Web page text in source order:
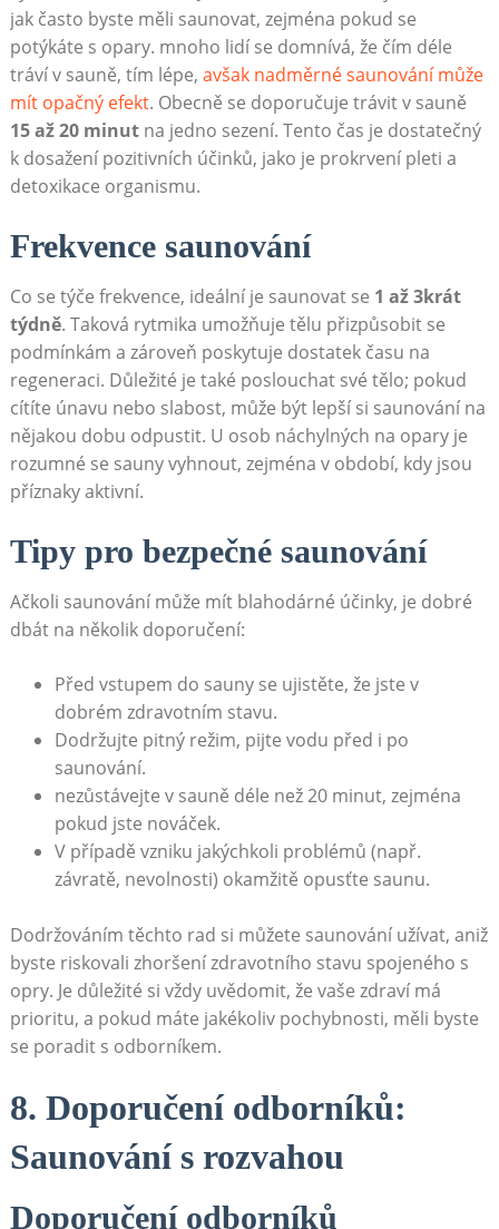
jak často byste měli saunovat, zejména pokud se
potýkáte s opary. mnoho lidí se domnívá, že čím déle
tráví v sauně, tím lépe, avšak nadměrné saunování může
mít opačný efekt. Obecně se doporučuje trávit v sauně
15 až 20 minutna jedno sezení. Tento čas je dostatečný
k dosažení pozitivních účinků, jako je prokrvení pleti a
detoxikace organismu.
Frekvence saunování
Co se týče frekvence, ideální je saunovat se 1 až 3krát
týdně. Taková rytmika umožňuje tělu přizpůsobit se
podmínkám a zároveň poskytuje dostatek času na
regeneraci. Důležité je také poslouchat své tělo; pokud
cítíte únavu nebo slabost, může být lepší si saunování na
nějakou dobu odpustit. U osob náchylných na opary je
rozumné se sauny vyhnout, zejména v období, kdy jsou
příznaky aktivní.
Tipy pro bezpečné saunování
Ačkoli saunování může mít blahodárné účinky, je dobré
dbát na několik doporučení:
Před vstupem do sauny se ujistěte, že jste v
dobrém zdravotním stavu.
Dodržujte pitný režim, pijte vodu před i po
saunování.
nezůstávejte v sauně déle než 20 minut, zejména
pokud jste nováček.
V případě vzniku jakýchkoli problémů (např.
závratě, nevolnosti) okamžitě opusťte saunu.
Dodržováním těchto rad si můžete saunování užívat, aniž
byste riskovali zhoršení zdravotního stavu spojeného s
opry. Je důležité si vždy uvědomit, že vaše zdraví má
prioritu, a pokud máte jakékoliv pochybnosti, měli byste
se poradit s odborníkem.
8. Doporučení odborníků:
Saunování s rozvahou
Doporučení odborníků